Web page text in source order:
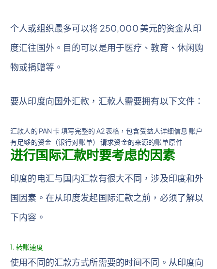
个人或组织最多可以将 250,000 美元的资金从印
度汇往国外。目的可以是用于医疗、教育、休闲购
物或捐赠等。
要从印度向国外汇款，汇款人需要拥有以下文件：
汇款人的 PAN 卡 填写完整的 A2 表格，包含受益人详细信息 账户
有足够的资金（银行对账单） 请求资金的来源的账单原件
进行国际汇款时要考虑的因素
印度的电汇与国内汇款有很大不同，涉及印度和外
国因素。在从印度发起国际汇款之前，必须了解以
下内容。
1. 转账速度
使用不同的汇款方式所需要的时间不同。从印度向